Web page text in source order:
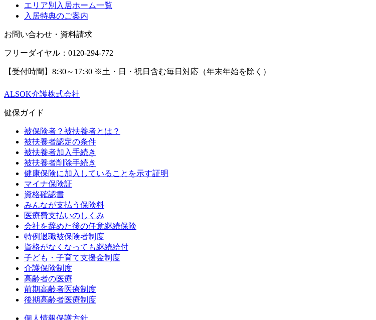
エリア別入居ホーム一覧
入居特典のご案内
お問い合わせ・資料請求
フリーダイヤル：0120-294-772
【受付時間】8:30～17:30 ※土・日・祝日含む毎日対応（年末年始を除く）
ALSOK介護株式会社
健保ガイド
被保険者？被扶養者とは？
被扶養者認定の条件
被扶養者加入手続き
被扶養者削除手続き
健康保険に加入していることを示す証明
マイナ保険証
資格確認書
みんなが支払う保険料
医療費支払いのしくみ
会社を辞めた後の任意継続保険
特例退職被保険者制度
資格がなくなっても継続給付
子ども・子育て支援金制度
介護保険制度
高齢者の医療
前期高齢者医療制度
後期高齢者医療制度
個人情報保護方針